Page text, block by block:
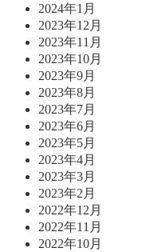
2024年1月
2023年12月
2023年11月
2023年10月
2023年9月
2023年8月
2023年7月
2023年6月
2023年5月
2023年4月
2023年3月
2023年2月
2022年12月
2022年11月
2022年10月